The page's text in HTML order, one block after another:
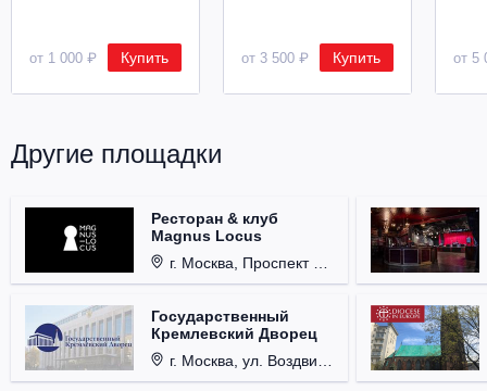
от 1 000 ₽ Купить от 3 500 ₽ Купить от 5
Другие площадки
Ресторан & клуб
Magnus Locus
г. Москва, Проспект Мира, д. 12, стр. 9.
Государственный
Кремлевский Дворец
г. Москва, ул. Воздвиженка, д. 1, Кремль.